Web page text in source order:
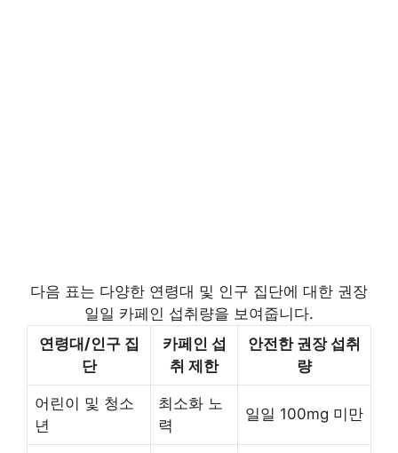
다음 표는 다양한 연령대 및 인구 집단에 대한 권장
일일 카페인 섭취량을 보여줍니다.
연령대/인구 집
단
카페인 섭
취 제한
안전한 권장 섭취
량
어린이 및 청소
년
최소화 노
력
일일 100mg 미만